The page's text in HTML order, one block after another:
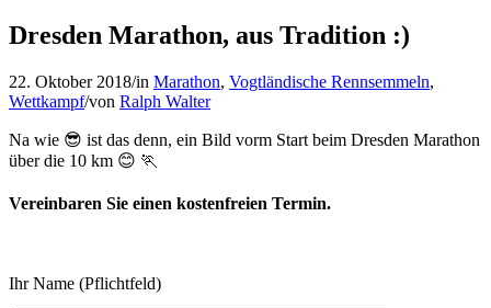
Dresden Marathon, aus Tradition :)
22. Oktober 2018/in Marathon, Vogtländische Rennsemmeln,
Wettkampf/von Ralph Walter
Na wie 😎 ist das denn, ein Bild vorm Start beim Dresden Marathon
über die 10 km 😊 🏃
Vereinbaren Sie einen kostenfreien Termin.
Ihr Name (Pflichtfeld)